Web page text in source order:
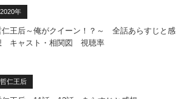
2020年
仁王后～俺がクイーン！？～ 全話あらすじと感
キャスト・相関図 視聴率
哲仁王后